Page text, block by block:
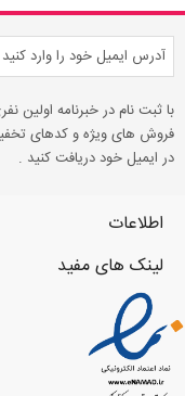
با ثبت نام در خبرنامه اولین
فروش های ویژه و کدهای
در ایمیل خود دریافت کنید .
اطلاعات
لینک های مفید